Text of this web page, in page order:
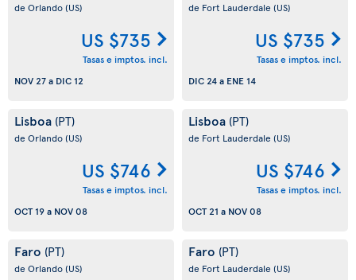
de Orlando(US)
US $735
Tasas e imptos. incl.
NOV 27a DIC 12
de Fort Lauderdale (US)
US $735
Tasas e imptos. incl.
DIC 24a ENE 14
Lisboa (PT)
de Orlando(US)
US $746
Tasas e imptos. incl.
OCT 19a NOV 08
Lisboa (PT)
de Fort Lauderdale (US)
US $746
Tasas e imptos. incl.
OCT 21 a NOV 08
Faro (PT)
de Orlando(US)
Faro (PT)
de Fort Lauderdale (US)